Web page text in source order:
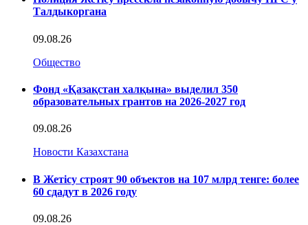
Талдыкоргана
09.08.26
Общество
Фонд «Қазақстан халқына» выделил 350
образовательных грантов на 2026-2027 год
09.08.26
Новости Казахстана
В Жетісу строят 90 объектов на 107 млрд тенге: более
60 сдадут в 2026 году
09.08.26